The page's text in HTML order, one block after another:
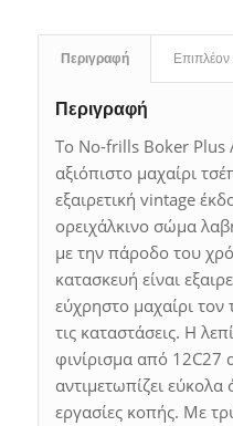
Περιγραφή
Περιγραφή
Το No-frills Boker Plus
αξιόπιστο μαχαίρι
εξαιρετική vintage
ορειχάλκινο σώμα
με την πάροδο του
κατασκευή είναι
εύχρηστο μαχαίρι τον
τις καταστάσεις. Η
φινίρισμα από 12C27
αντιμετωπίζει εύκολα
εργασίες κοπής. Με